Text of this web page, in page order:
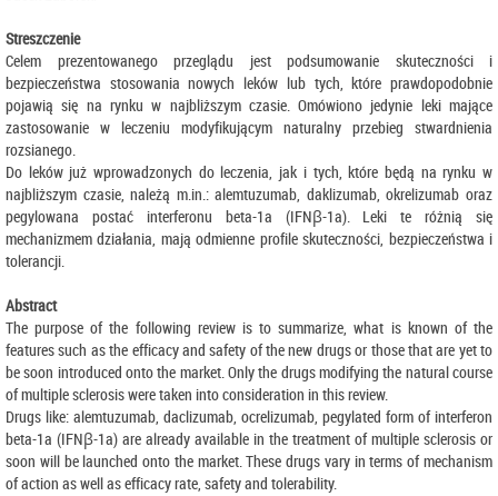
Streszczenie
Celem prezentowanego przeglądu jest podsumowanie skuteczności i
bezpieczeństwa stosowania nowych leków lub tych, które prawdopodobnie
pojawią się na rynku w najbliższym czasie. Omówiono jedynie leki mające
zastosowanie w leczeniu modyfikującym naturalny przebieg stwardnienia
rozsianego.
Do leków już wprowadzonych do leczenia, jak i tych, które będą na rynku w
najbliższym czasie, należą m.in.: alemtuzumab, daklizumab, okrelizumab oraz
pegylowana postać interferonu beta-1a (IFNβ-1a). Leki te różnią się
mechanizmem działania, mają odmienne profile skuteczności, bezpieczeństwa i
tolerancji.
Abstract
The purpose of the following review is to summarize, what is known of the
features such as the efficacy and safety of the new drugs or those that are yet to
be soon introduced onto the market. Only the drugs modifying the natural course
of multiple sclerosis were taken into consideration in this review.
Drugs like: alemtuzumab, daclizumab, ocrelizumab, pegylated form of interferon
beta-1a (IFNβ-1a) are already available in the treatment of multiple sclerosis or
soon will be launched onto the market. These drugs vary in terms of mechanism
of action as well as efficacy rate, safety and tolerability.